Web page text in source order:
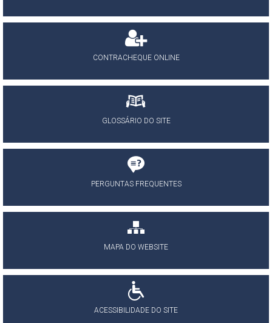
CONTRACHEQUE ONLINE
GLOSSÁRIO DO SITE
PERGUNTAS FREQUENTES
MAPA DO WEBSITE
ACESSIBILIDADE DO SITE